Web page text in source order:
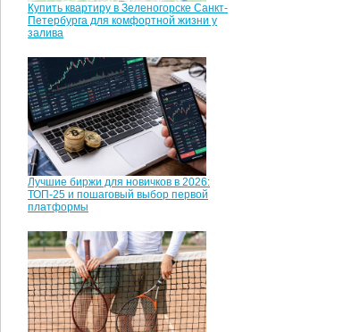
Купить квартиру в Зеленогорске Санкт-
Петербурга для комфортной жизни у
залива
Лучшие биржи для новичков в 2026:
ТОП-25 и пошаговый выбор первой
платформы